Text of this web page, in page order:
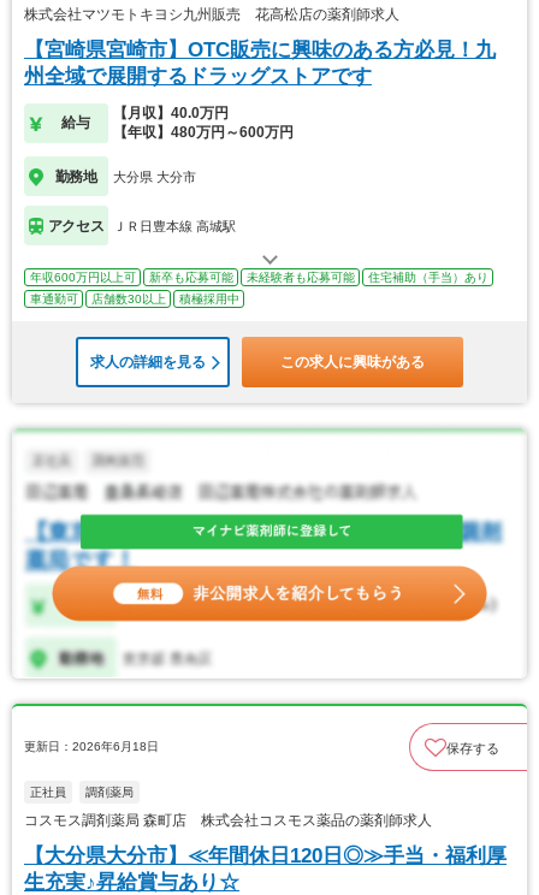
株式会社マツモトキヨシ九州販売 花高松店の薬剤師求人
【宮崎県宮崎市】OTC販売に興味のある方必見！九
州全域で展開するドラッグストアです
給与
【月収】40.0万円
【年収】480万円～600万円
勤務地 大分県 大分市
アクセス ＪＲ日豊本線 高城駅
年収600万円以上可 新卒も応募可能 未経験者も応募可能
住宅補助（手当）あり
車通勤可
店舗数30以上 積極採用中
求人の詳細を見る この求人に興味がある
更新日：2026年6月18日 保存する
正社員 調剤薬局
コスモス調剤薬局 森町店 株式会社コスモス薬品の薬剤師求人
【大分県大分市】≪年間休日120日◎≫手当・福利厚
生充実♪昇給賞与あり☆